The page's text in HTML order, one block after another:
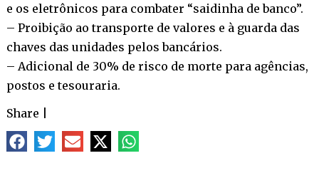
e os eletrônicos para combater “saidinha de banco”.
– Proibição ao transporte de valores e à guarda das
chaves das unidades pelos bancários.
– Adicional de 30% de risco de morte para agências,
postos e tesouraria.
Share